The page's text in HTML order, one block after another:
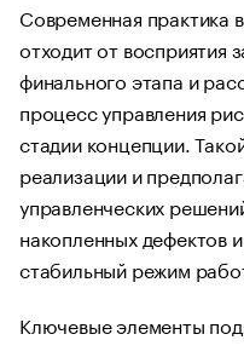
Современная практика
отходит от восприятия
финального этапа и
процесс управления
стадии концепции.
реализации и
управленческих
накопленных дефектов
стабильный режим
Ключевые элементы